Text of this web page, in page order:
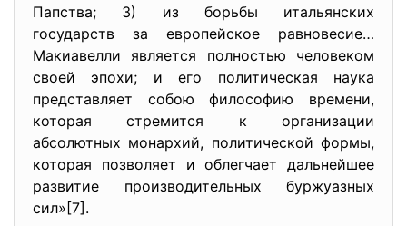
Папства; 3) из борьбы итальянских
государств за европейское равновесие…
Макиавелли является полностью человеком
своей эпохи; и его политическая наука
представляет собою философию времени,
которая стремится к организации
абсолютных монархий, политической формы,
которая позволяет и облегчает дальнейшее
развитие производительных буржуазных
сил»[7].